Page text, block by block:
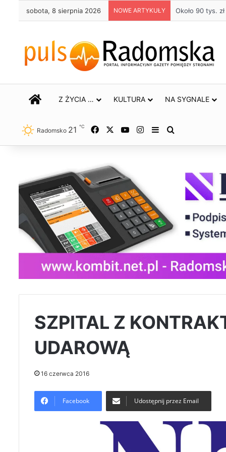
sobota, 8 sierpnia 2026 NOWE ARTYKUŁY Około 90 tys.
STRONA GŁÓWNA
Z ŻYCIA … KULTURA NA SYGNALE
Radomsko 21 ℃ Facebook YouTubeInstagram
Sidebar
SZPITAL Z
UDAROWĄ
16 czerwca 2016
Facebook Udostępnij przez Email